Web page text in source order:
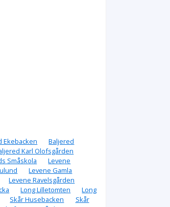
Ekebacken
Baljered
Karl Olofsgården
Småskola
Levene
Levene Gamla
Levene Ravelsgården
Long Lilletomten
Long
Skår Husebacken
Skår